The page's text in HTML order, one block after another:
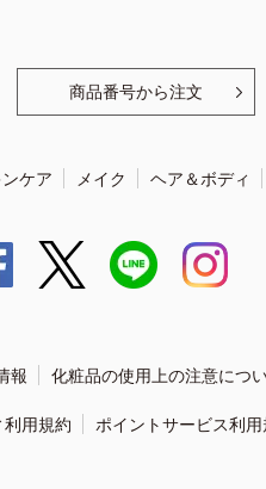
商品番号から注文
ケア メイク ヘア＆ボディ
報 化粧品の使用上の注意につ
用規約 ポイントサービス利用